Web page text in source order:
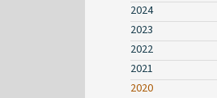
2024
2023
2022
2021
2020